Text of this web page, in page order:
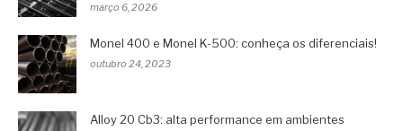
março 6, 2026
Monel 400 e Monel K-500: conheça os diferenciais!
outubro 24, 2023
Alloy 20 Cb3: alta performance em ambientes